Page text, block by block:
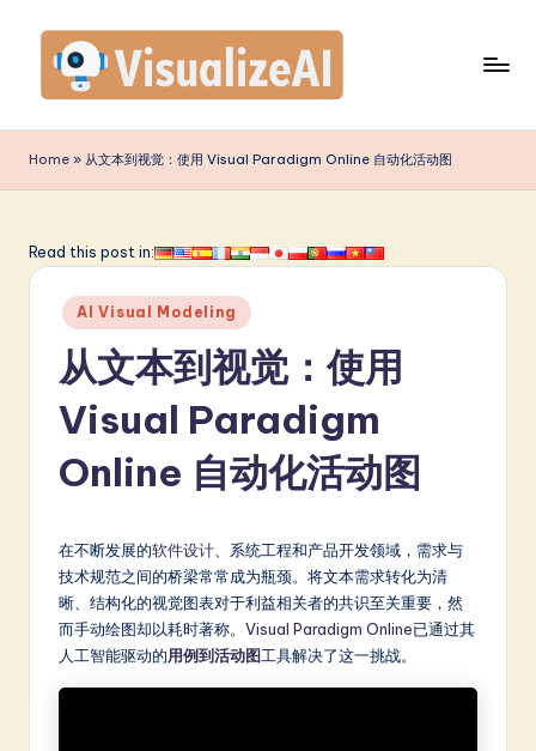
content
is
u
li
A
m
p
fi
Home » 从文本到视觉：使用 Visual Paradigm Online 自动化活动图
Read this post in:
Posted
in
AI Visual Modeling
从文本到视觉：使用
Visual Paradigm
Online 自动化活动图
在不断发展的软件设计 、系统工程和产品开发领域，需求与
技术规范之间的桥梁常常成为瓶颈。将文本需求转化为清
晰、结构化的视觉图表对于利益相关者的共识至关重要，然
而手动绘图却以耗时著称。 Visual Paradigm Online已通过其
人工智能驱动的用例到活动图工具解决了这一挑战。